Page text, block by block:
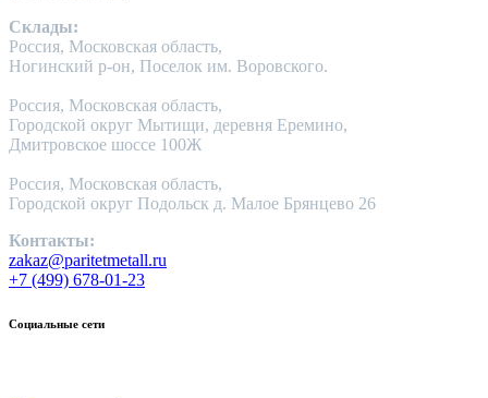
Склады:
Россия, Московская область,
Ногинский р-он, Поселок им. Воровского.
Россия, Московская область,
Городской округ Мытищи, деревня Еремино,
Дмитровское шоссе 100Ж
Россия, Московская область,
Городской округ Подольск д. Малое Брянцево 26
Контакты:
zakaz@paritetmetall.ru
+7 (499) 678-01-23
Социальные сети